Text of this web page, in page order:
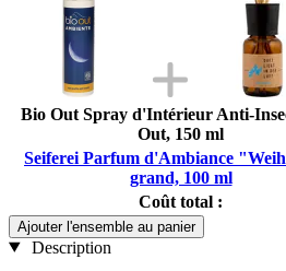
Bio Out Spray d'Intérieur Anti-
Out, 150 ml
Seiferei Parfum d'Ambiance
grand, 100 ml
Coût total :
Ajouter l'ensemble au panier
Description